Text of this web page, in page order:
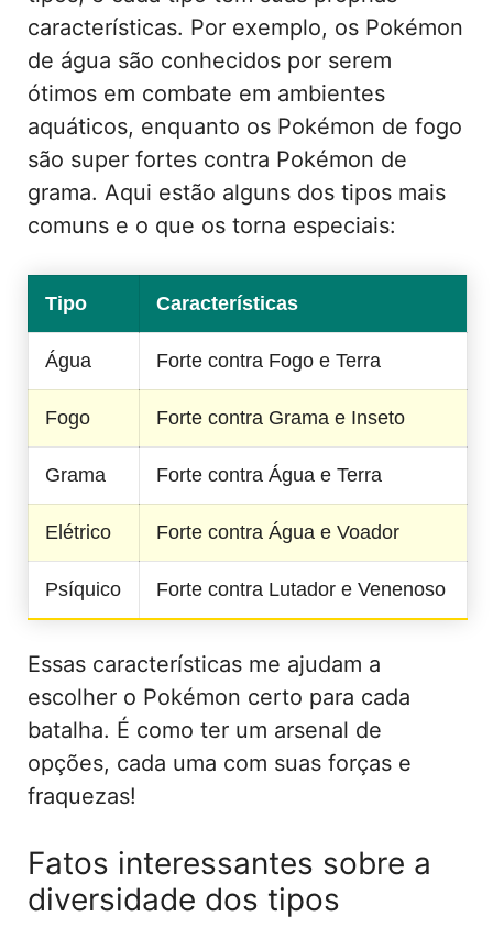
características. Por exemplo, os Pokémon
de água são conhecidos por serem
ótimos em combate em ambientes
aquáticos, enquanto os Pokémon de fogo
são super fortes contra Pokémon de
grama. Aqui estão alguns dos tipos mais
comuns e o que os torna especiais:
Tipo Características
Água Forte contra Fogo e Terra
Fogo Forte contra Grama e Inseto
Grama Forte contra Água e Terra
Elétrico Forte contra Água e Voador
Psíquico Forte contra Lutador e Venenoso
Essas características me ajudam a
escolher o Pokémon certo para cada
batalha. É como ter um arsenal de
opções, cada uma com suas forças e
fraquezas!
Fatos interessantes sobre a
diversidade dos tipos